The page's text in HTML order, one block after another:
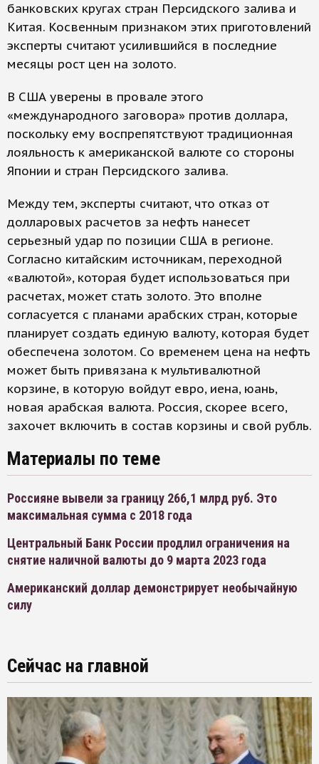
банковских кругах стран Персидского залива и
Китая. Косвенным признаком этих приготовлений
эксперты считают усилившийся в последние
месяцы рост цен на золото.
В США уверены в провале этого
«международного заговора» против доллара,
поскольку ему воспрепятствуют традиционная
лояльность к американской валюте со стороны
Японии и стран Персидского залива.
Между тем, эксперты считают, что отказ от
долларовых расчетов за нефть нанесет
серьезный удар по позиции США в регионе.
Согласно китайским источникам, переходной
«валютой», которая будет использоваться при
расчетах, может стать золото. Это вполне
согласуется с планами арабских стран, которые
планирует создать единую валюту, которая будет
обеспечена золотом. Со временем цена на нефть
может быть привязана к мультивалютной
корзине, в которую войдут евро, иена, юань,
новая арабская валюта. Россия, скорее всего,
захочет включить в состав корзины и свой рубль.
Материалы по теме
Россияне вывели за границу 266,1 млрд руб. Это
максимальная сумма с 2018 года
Центральный Банк России продлил ограничения на
снятие наличной валюты до 9 марта 2023 года
Американский доллар демонстрирует необычайную
силу
Сейчас на главной